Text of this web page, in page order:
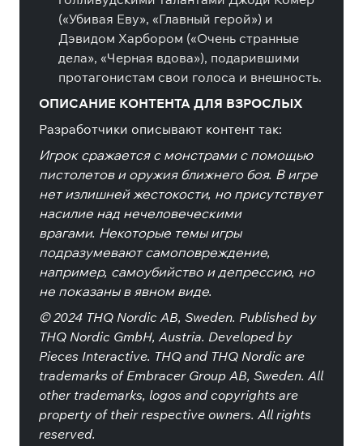
(«Убивая Еву», «Главный герой») и
Дэвидом Харбором («Очень странные
дела», «Черная вдова»), подарившими
протагонистам свои голоса и внешность.
ОПИСАНИЕ КОНТЕНТА ДЛЯ ВЗРОСЛЫХ
Разработчики описывают контент так:
Игрок сражается с монстрами с помощью
пистолетов и оружия ближнего боя. В игре
нет излишней жестокости, но присутствует
насилие над нечеловеческими
врагами. Некоторые темы игры
подразумевают самоповреждение,
например, самоубийство и депрессию, но
не показаны в явном виде.
© 2024 THQ Nordic AB, Sweden. Published by
THQ Nordic GmbH, Austria. Developed by
Pieces Interactive. THQ and THQ Nordic are
trademarks of Embracer Group AB, Sweden. All
other trademarks, logos and copyrights are
property of their respective owners. All rights
reserved.